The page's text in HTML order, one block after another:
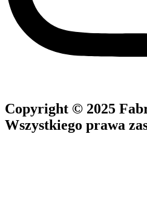
Copyright © 2025
Wszystkiego prawa